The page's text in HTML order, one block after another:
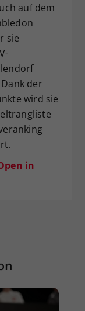
auf dem
sie
der
wird sie
in